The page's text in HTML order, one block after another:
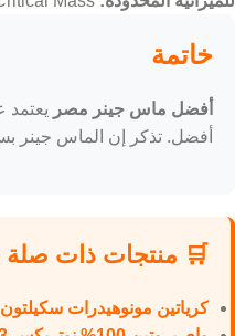
خاتمة
أفضل ماس جينر مصر
أفضل. تذكر إن الماس جينر
🛒 منتجات ذات
كرياتين مونوهيدرات سكيلتون 165 جرعة